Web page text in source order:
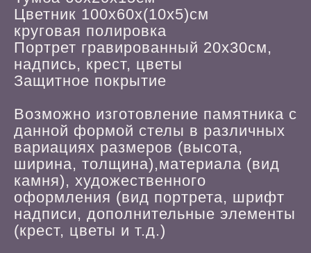
Цветник 100х60х(10х5)см
круговая полировка
Портрет гравированный 20х30см,
надпись, крест, цветы
Защитное покрытие
Возможно изготовление памятника с
данной формой стелы в различных
вариациях размеров (высота,
ширина, толщина),материала (вид
камня), художественного
оформления (вид портрета, шрифт
надписи, дополнительные элементы
(крест, цветы и т.д.)